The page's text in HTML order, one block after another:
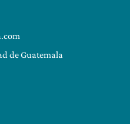
de Guatemala